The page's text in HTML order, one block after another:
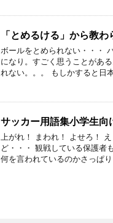
「とめるける」から教
ボールをとめられない・・・
になり。すごく思うことがあ
れない。。。 もしかすると日
サッカー用語集小学生向
上がれ！ まわれ！ よせろ！
ど・・・ 観戦している保護者
何を言われているのかさっぱ